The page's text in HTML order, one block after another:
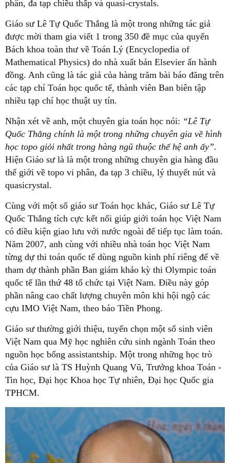
phân, đa tạp chiều thấp và quasi-crystals.
Giáo sư Lê Tự Quốc Thắng là một trong những tác giả
được mời tham gia viết 1 trong 350 đề mục của quyển
Bách khoa toàn thư về Toán Lý (Encyclopedia of
Mathematical Physics) do nhà xuất bản Elsevier ấn hành
đồng. Anh cũng là tác giả của hàng trăm bài báo đăng trên
các tạp chí Toán học quốc tế, thành viên Ban biên tập
nhiều tạp chí học thuật uy tín.
Nhận xét về anh, một chuyên gia toán học nói: “Lê Tự
Quốc Thắng chính là một trong những chuyên gia về hình
học topo giỏi nhất trong hàng ngũ thuộc thế hệ anh ấy”.
Hiện Giáo sư là là một trong những chuyên gia hàng đầu
thế giới về topo vi phân, đa tạp 3 chiều, lý thuyết nút và
quasicrystal.
Cùng với một số giáo sư Toán học khác, Giáo sư Lê Tự
Quốc Thắng tích cực kết nối giúp giới toán học Việt Nam
có điều kiện giao lưu với nước ngoài để tiếp tục làm toán.
Năm 2007, anh cùng với nhiều nhà toán học Việt Nam
từng dự thi toán quốc tế dùng nguồn kinh phí riêng để về
tham dự thành phần Ban giám khảo kỳ thi Olympic toán
quốc tế lần thứ 48 tổ chức tại Việt Nam. Điều này góp
phần nâng cao chất lượng chuyên môn khi hội ngộ các
cựu IMO Việt Nam, theo báo Tiền Phong.
Giáo sư thường giới thiệu, tuyển chọn một số sinh viên
Việt Nam qua Mỹ học nghiên cứu sinh ngành Toán theo
nguồn học bổng assistantship. Một trong những học trò
của Giáo sư là TS Huỳnh Quang Vũ, Trưởng khoa Toán -
Tin học, Đại học Khoa học Tự nhiên, Đại học Quốc gia
TPHCM.